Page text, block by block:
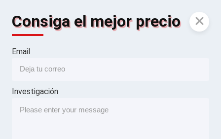
Consiga el mejor precio
Email
Investigación